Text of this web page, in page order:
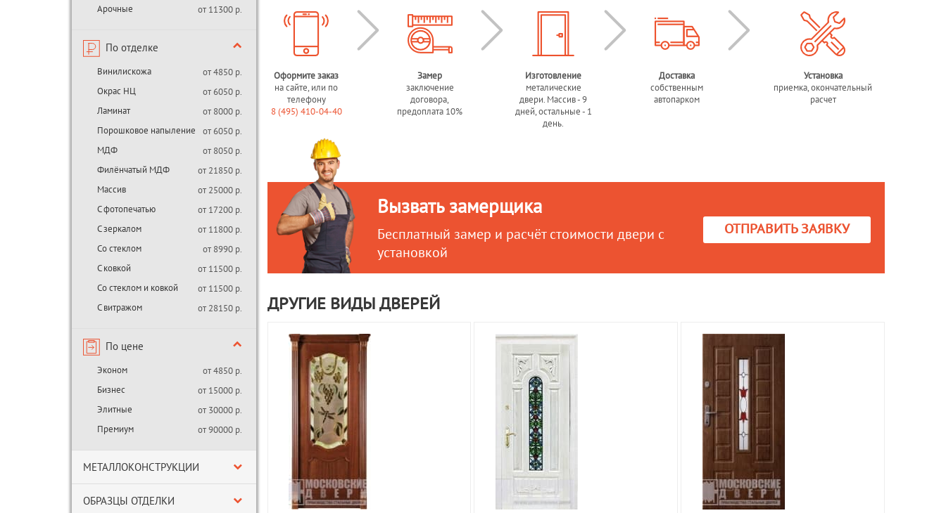
Арочные
от 11300 р.
По отделке
Винилискожа
от 4850 р.
Окрас НЦ
от 6050 р.
Ламинат
от 8000 р.
Порошковое напыление
от 6050 р.
МДФ
от 8050 р.
Филёнчатый МДФ
от 21850 р.
Массив
от 25000 р.
С фотопечатью
от 17200 р.
С зеркалом
от 11800 р.
Со стеклом
от 8990 р.
С ковкой
от 11500 р.
Со стеклом и ковкой
от 11500 р.
С витражом
от 28150 р.
По цене
Эконом
от 4850 р.
Бизнес
от 15000 р.
Элитные
от 30000 р.
Премиум
от 90000 р.
МЕТАЛЛОКОНСТРУКЦИИ
ОБРАЗЦЫ ОТДЕЛКИ
Оформите заказ
на сайте, или по
телефону
8 (495) 410-04-40
Замер
заключение
договора,
предоплата 10%
Изготовление
металические
двери. Массив - 9
дней, остальные - 1
день.
Доставка
собственным
автопарком
Установка
приемка, окончательный
расчет
Вызвать замерщика
Бесплатный замер и расчёт стоимости двери с
установкой
ОТПРАВИТЬ ЗАЯВКУ
ДРУГИЕ ВИДЫ ДВЕРЕЙ